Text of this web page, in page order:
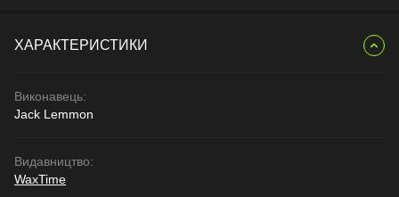
ХАРАКТЕРИСТИКИ
Виконавець:
Jack Lemmon
Видавництво:
WaxTime